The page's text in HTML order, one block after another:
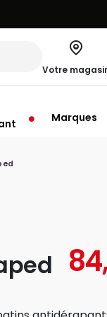
Votre
à 19:30 Marques